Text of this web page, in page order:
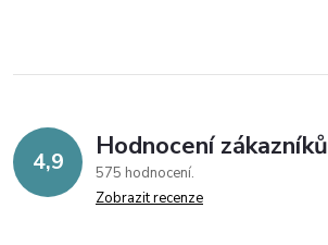
4,9 Hodnocení zákazníků
575 hodnocení
Zobrazit recenze